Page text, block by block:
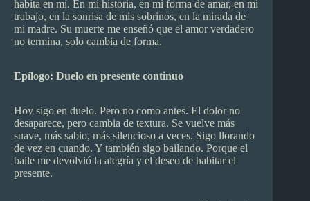
habita en mí. En mi historia, en mi forma de amar, en mi
trabajo, en la sonrisa de mis sobrinos, en la mirada de
mi madre. Su muerte me enseñó que el amor verdadero
no termina, solo cambia de forma.
Epílogo: Duelo en presente continuo
Hoy sigo en duelo. Pero no como antes. El dolor no
desaparece, pero cambia de textura. Se vuelve más
suave, más sabio, más silencioso a veces. Sigo llorando
de vez en cuando. Y también sigo bailando. Porque el
baile me devolvió la alegría y el deseo de habitar el
presente.